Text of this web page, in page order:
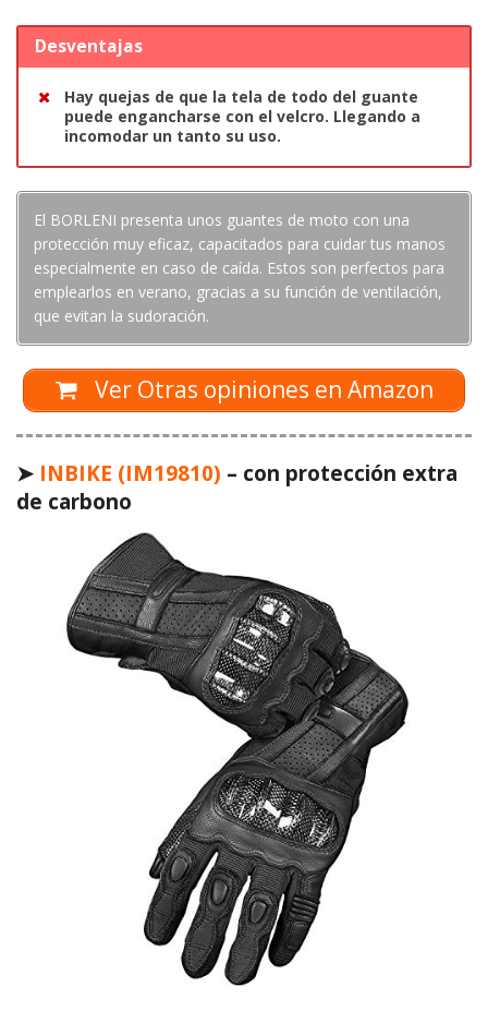
Desventajas
Hay quejas de que la tela de todo del guante
puede engancharse con el velcro. Llegando a
incomodar un tanto su uso.
El BORLENI presenta unos guantes de moto con una
protección muy eficaz, capacitados para cuidar tus manos
especialmente en caso de caída. Estos son perfectos para
emplearlos en verano, gracias a su función de ventilación,
que evitan la sudoración.
Ver Otras opiniones en Amazon
➤ INBIKE (IM19810) – con protección extra
de carbono